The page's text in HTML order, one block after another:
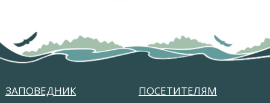
ЗАПОВЕДНИК ПОСЕТИТЕЛЯМ